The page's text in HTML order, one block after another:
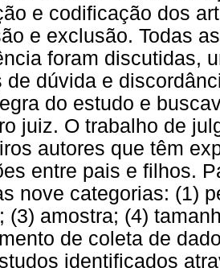
e codificação dos
e exclusão. Todas
foram discutidas,
de dúvida e
do estudo e
juiz. O trabalho de
autores que têm
entre pais e filhos.
nove categorias: (1)
(3) amostra; (4)
de coleta de
identificados